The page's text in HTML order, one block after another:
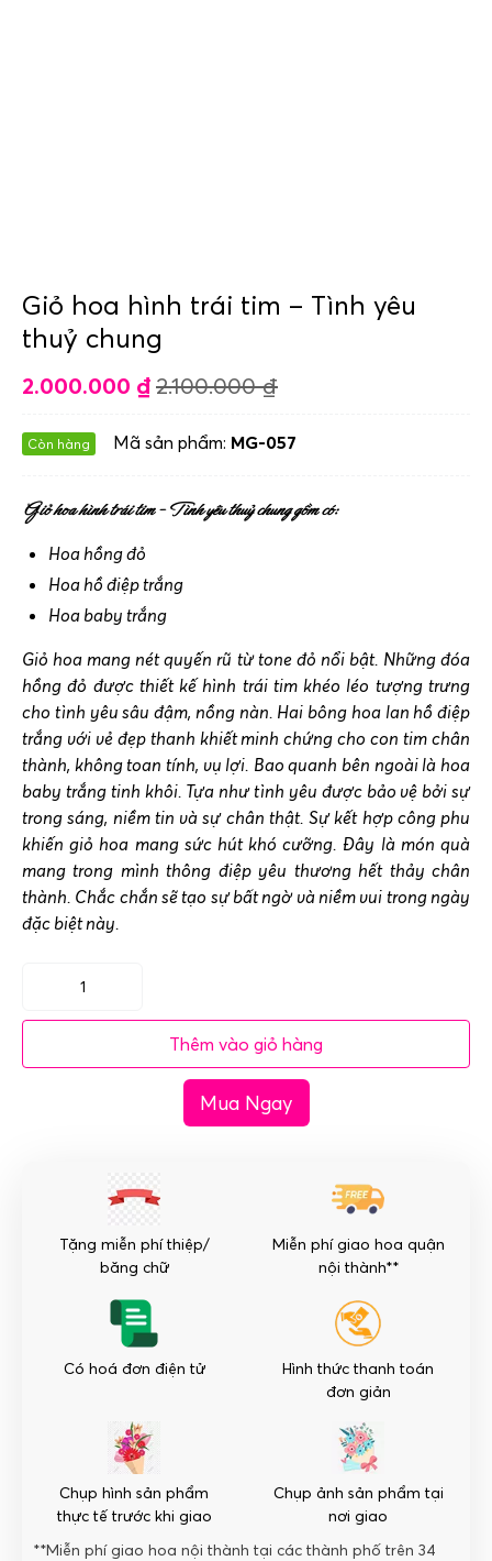
Giỏ hoa hình trái tim – Tình yêu
thuỷ chung
2.000.000 ₫ 2.100.000₫
Còn hàng Mã sản phẩm: MG-057
Giỏ hoa hình trái tim – Tình yêu thuỷ chung gồm có:
Hoa hồng đỏ
Hoa hồ điệp trắng
Hoa baby trắng
Giỏ hoa mang nét quyến rũ từ tone đỏ nổi bật. Những đóa
hồng đỏ được thiết kế hình trái tim khéo léo tượng trưng
cho tình yêu sâu đậm, nồng nàn. Hai bông hoa lan hồ điệp
trắng với vẻ đẹp thanh khiết minh chứng cho con tim chân
thành, không toan tính, vụ lợi. Bao quanh bên ngoài là hoa
baby trắng tinh khôi. Tựa như tình yêu được bảo vệ bởi sự
trong sáng, niềm tin và sự chân thật. Sự kết hợp công phu
khiến giỏ hoa mang sức hút khó cưỡng. Đây là món quà
mang trong mình thông điệp yêu thương hết thảy chân
thành. Chắc chắn sẽ tạo sự bất ngờ và niềm vui trong ngày
đặc biệt này.
Giỏ
hoa
thuỷ
chung
Thêm vào giỏ hàng
Mua Ngay
Tặng miễn phí thiệp/
băng chữ
Miễn phí giao hoa quận
nội thành**
Có hoá đơn điện tử
Hình thức thanh toán
đơn giản
Chụp hình sản phẩm
thực tế trước khi giao
Chụp ảnh sản phẩm tại
nơi giao
**Miễn phí giao hoa nội thành tại các thành phố trên 34